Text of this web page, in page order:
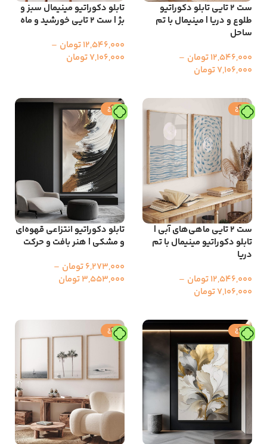
ست ۲ تایی تابلو دکوراتیو
طلوع و دریا | مینیمال با تم
ساحل
12,546,000تومان –
7,106,000تومان
تابلو دکوراتیو مینیمال سبز و
بژ | ست ۲ تایی خورشید و ماه
12,546,000تومان –
7,106,000تومان
حراج
ست ۲ تایی ماهی‌های آبی |
تابلو دکوراتیو مینیمال با تم
دریا
12,546,000تومان –
7,106,000تومان
حراج
تابلو دکوراتیو انتزاعی قهوه‌ای
و مشکی | هنر بافت و حرکت
6,273,000تومان –
3,553,000تومان
حراج حراج